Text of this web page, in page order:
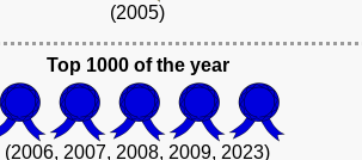
(2005)
Top 1000 of the year
(2006, 2007, 2008, 2009, 2023)